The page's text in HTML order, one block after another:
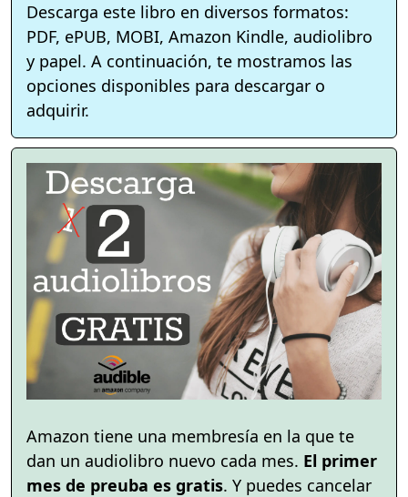
Descarga este libro en diversos formatos:
PDF, ePUB, MOBI, Amazon Kindle, audiolibro
y papel. A continuación, te mostramos las
opciones disponibles para descargar o
adquirir.
Amazon tiene una membresía en la que te
dan un audiolibro nuevo cada mes. El primer
mes de preuba es gratis. Y puedes cancelar